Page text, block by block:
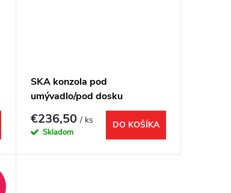
SKA konzola pod
umývadlo/pod dosku
900x400x460mm, biela mat,
s bielou MDF policou
€236,50/ ks
Skladom
DO KOŠÍKA